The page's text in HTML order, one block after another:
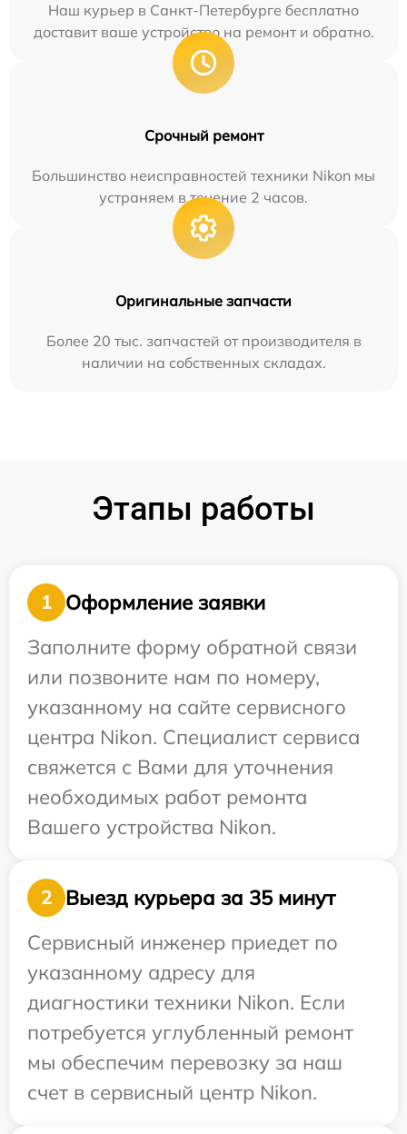
Наш курьер в Санкт-Петербурге бесплатно
доставит ваше устройство на ремонт и обратно.
Срочный ремонт
Большинство неисправностей техники Nikon мы
устраняем в течение 2 часов.
Оригинальные запчасти
Более 20 тыс. запчастей от производителя в
наличии на собственных складах.
Этапы работы
1
Оформление заявки
Заполните форму обратной связи
или позвоните нам по номеру,
указанному на сайте сервисного
центра Nikon. Специалист сервиса
свяжется с Вами для уточнения
необходимых работ ремонта
Вашего устройства Nikon.
2
Выезд курьера за 35 минут
Сервисный инженер приедет по
указанному адресу для
диагностики техники Nikon. Если
потребуется углубленный ремонт
мы обеспечим перевозку за наш
счет в сервисный центр Nikon.